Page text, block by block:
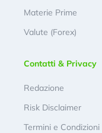
Materie Prime
Valute (Forex)
Contatti & Privacy
Redazione
Risk Disclaimer
Termini e Condizioni